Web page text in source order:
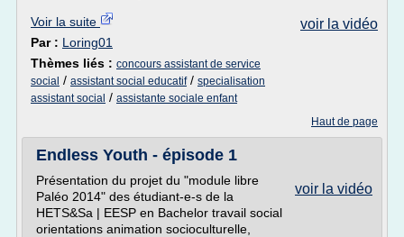
voir la vidéo
Voir la suite
Par : Loring01
Thèmes liés : concours assistant de service
social / assistant social educatif/ specialisation
assistant social / assistante sociale enfant
Haut de page
Endless Youth - épisode 1
voir la vidéo
Présentation du projet du "module libre
Paléo 2014" des étudiant-e-s de la
HETS&Sa | EESP en Bachelor travail social
orientations animation socioculturelle,